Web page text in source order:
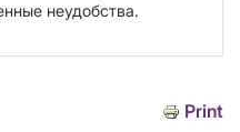
неудобства.
Print